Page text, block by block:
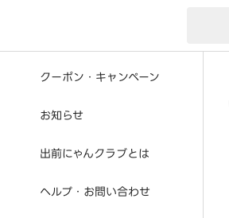
クーポン・キャンペーン
お知らせ
出前にゃんクラブとは
ヘルプ・お問い合わせ